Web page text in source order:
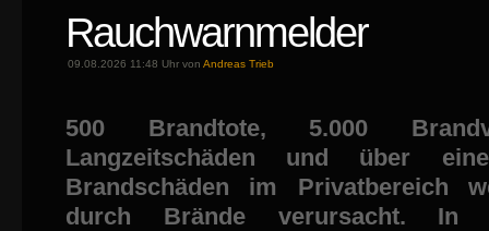
Rauchwarnmelder
09.08.2026 11:48 Uhr von Andreas Trieb
500 Brandtote, 5.000
Langzeitschäden und über
Brandschäden im Privatbereich
durch Brände verursacht. In